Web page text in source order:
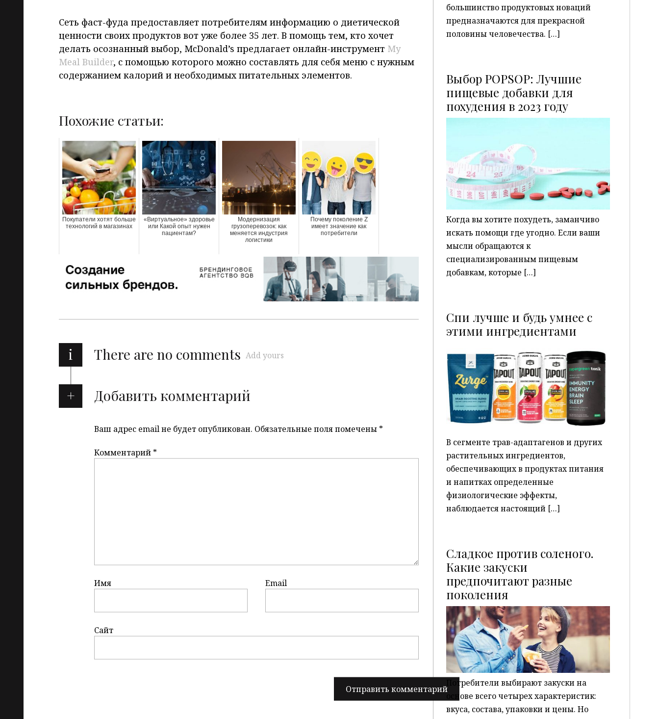
Сеть фаст-фуда предоставляет потребителям информацию о диетической
ценности своих продуктов вот уже более 35 лет. В помощь тем, кто хочет
делать осознанный выбор, McDonald’s предлагает онлайн-инструмент My
Meal Builder, с помощью которого можно составлять для себя меню с нужным
содержанием калорий и необходимых питательных элементов.
Похожие статьи:
Покупатели хотят больше
технологий в магазинах
«Виртуальное» здоровье
или Какой опыт нужен
пациентам?
Модернизация
грузоперевозок: как
меняется индустрия
логистики
Почему поколение Z
имеет значение как
потребители
i There are no comments Add yours
Добавить комментарий
Ваш адрес email не будет опубликован. Обязательные поля помечены *
Комментарий *
Имя Email
Сайт
большинство продуктовых новаций
предназначаются для прекрасной
половины человечества. […]
Выбор POPSOP: Лучшие
пищевые добавки для
похудения в 2023 году
P
Когда вы хотите похудеть, заманчиво
искать помощи где угодно. Если ваши
мысли обращаются к
специализированным пищевым
добавкам, которые […]
Спи лучше и будь умнее с
этими ингредиентами
P
В сегменте трав-адаптагенов и других
растительных ингредиентов,
обеспечивающих в продуктах питания
и напитках определенные
физиологические эффекты,
наблюдается настоящий […]
Сладкое против соленого.
Какие закуски
предпочитают разные
поколенияP
Потребители выбирают закуски на
основе всего четырех характеристик:
вкуса, состава, упаковки и цены. Но